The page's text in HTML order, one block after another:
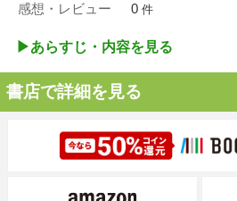
感想・レビュー 0 件
▶︎あらすじ・内容を見る
書店で詳細を見る